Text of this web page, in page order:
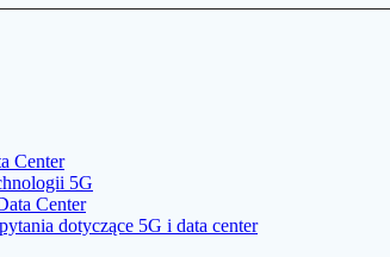
Center
5G
Center
dotyczące 5G i data center